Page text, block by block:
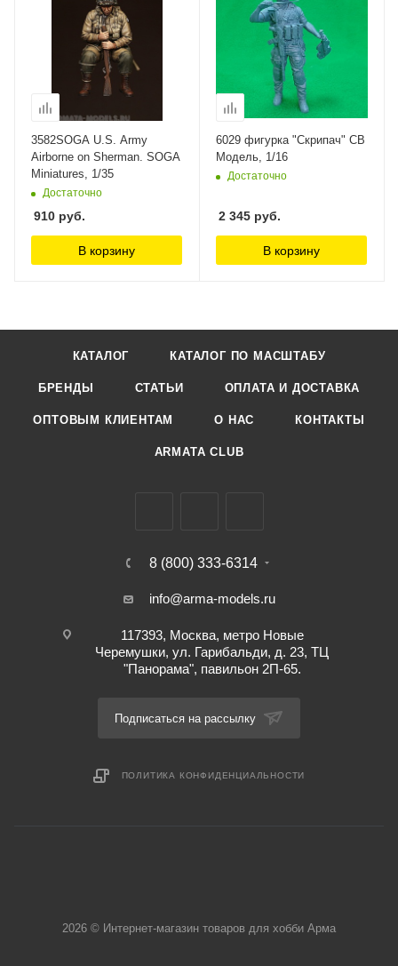
3582SOGA U.S. Army
Airborne on Sherman. SOGA
Miniatures, 1/35
Достаточно
910 руб.
В корзину
6029 фигурка "Скрипач" СВ
Модель, 1/16
Достаточно
2 345 руб.
В корзину
КАТАЛОГ КАТАЛОГ ПО МАСШТАБУ
БРЕНДЫ СТАТЬИ ОПЛАТА И ДОСТАВКА
ОПТОВЫМ КЛИЕНТАМ О НАС КОНТАКТЫ
ARMATA CLUB
8 (800) 333-6314
info@arma-models.ru
117393, Москва, метро Новые
Черемушки, ул. Гарибальди, д. 23, ТЦ
"Панорама", павильон 2П-65.
Подписаться на рассылку
ПОЛИТИКА КОНФИДЕНЦИАЛЬНОСТИ
2026 © Интернет-магазин товаров для хобби Арма